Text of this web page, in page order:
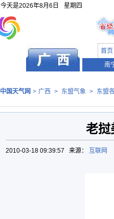
今天是2026年8月6日 星期四
首页
南
中国天气网 > 广西 > 东盟气象 > 东盟
老挝
2010-03-18 09:39:57 来源： 互联网